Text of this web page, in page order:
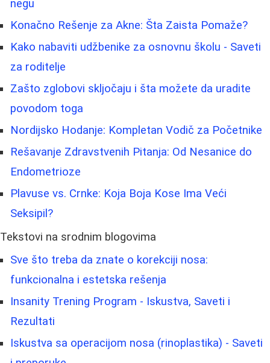
negu
Konačno Rešenje za Akne: Šta Zaista Pomaže?
Kako nabaviti udžbenike za osnovnu školu - Saveti
za roditelje
Zašto zglobovi skljočaju i šta možete da uradite
povodom toga
Nordijsko Hodanje: Kompletan Vodič za Početnike
Rešavanje Zdravstvenih Pitanja: Od Nesanice do
Endometrioze
Plavuse vs. Crnke: Koja Boja Kose Ima Veći
Seksipil?
Tekstovi na srodnim blogovima
Sve što treba da znate o korekciji nosa:
funkcionalna i estetska rešenja
Insanity Trening Program - Iskustva, Saveti i
Rezultati
Iskustva sa operacijom nosa (rinoplastika) - Saveti